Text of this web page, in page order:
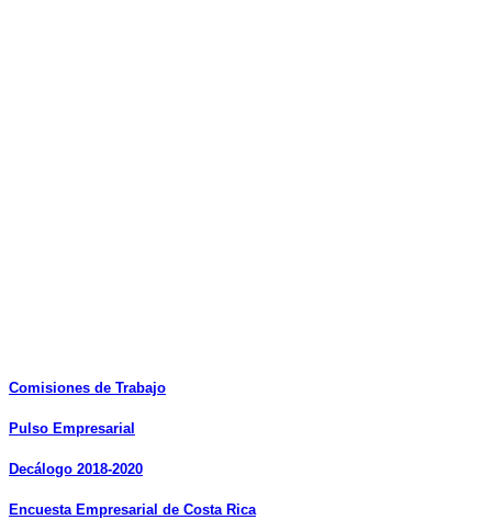
Comisiones de Trabajo
Pulso Empresarial
Decálogo 2018-2020
Encuesta Empresarial de Costa Rica